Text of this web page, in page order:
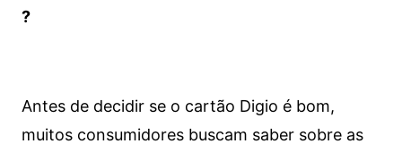
?
Antes de decidir se o cartão Digio é bom,
muitos consumidores buscam saber sobre as